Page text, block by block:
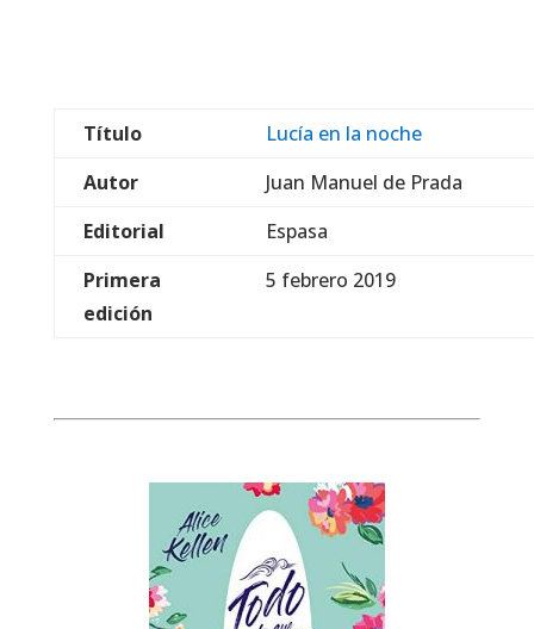
Título
Lucía en la noche
Autor
Juan Manuel de Prada
Editorial
Espasa
Primera
edición
5 febrero 2019